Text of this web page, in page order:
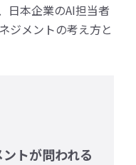
日本企業のAI担当者
ジメントの考え方と
トが問われる